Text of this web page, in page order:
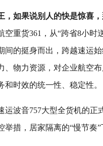
，如果说别人的快是惊喜
重货361，从“跨省8小时
间的挺身而出，跨越速运
物力资源，对企业航空
时效的统一性、稳定性。
波音757大型全货机的正
措，居家隔离的“慢节奏”